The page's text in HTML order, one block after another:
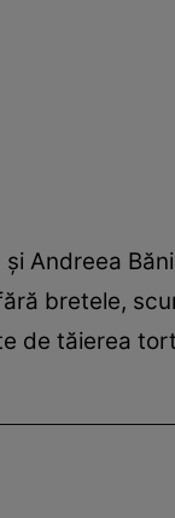
Andreea
bretele,
de tăierea